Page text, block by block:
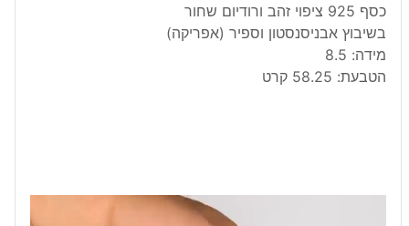
כסף 925 ציפוי זהב ורודיום שחור
בשיבוץ אבניסנסטון וספיר (אפריקה)
מידה: 8.5
הטבעת: 58.25 קרט